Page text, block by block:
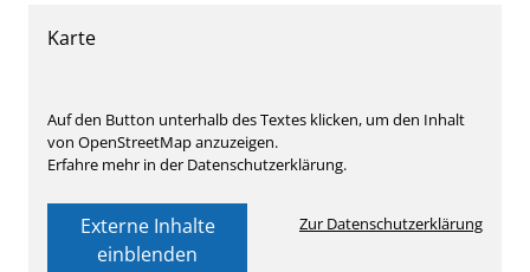
Karte
Auf den Button unterhalb des Textes klicken, um den Inhalt
von OpenStreetMap anzuzeigen.
Erfahre mehr in der Datenschutzerklärung.
Externe Inhalte
einblenden
Zur Datenschutzerklärung